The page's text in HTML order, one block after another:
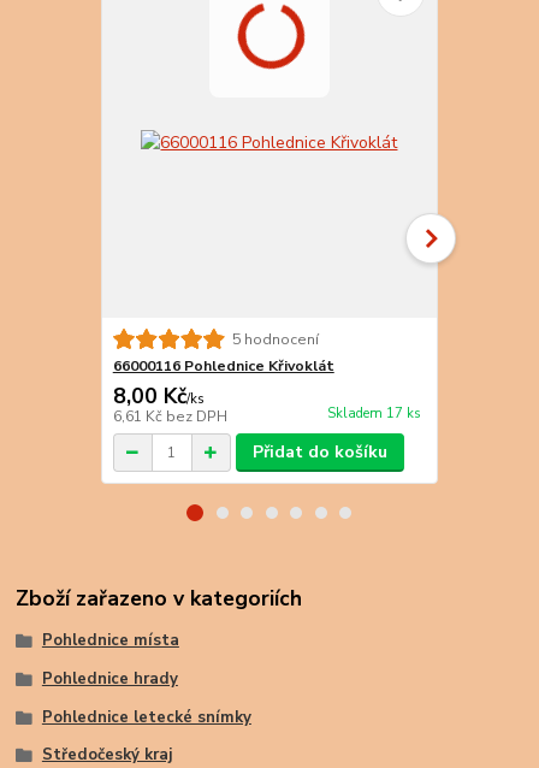
5 hodnocení
66000116 Pohlednice Křivoklát
8,00 Kč/ks
6,61 Kč bez DPH Skladem 17 ks
Přidat do košíku
Zboží zařazeno v kategoriích
Pohlednice místa
Pohlednice hrady
Pohlednice letecké snímky
Středočeský kraj